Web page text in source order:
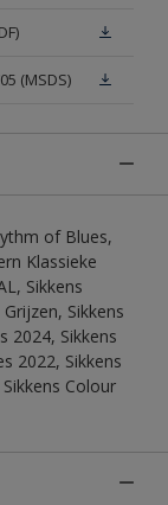
(MSDS)
of Blues,
Klassieke
Sikkens
Sikkens
2024, Sikkens
2022, Sikkens
Colour